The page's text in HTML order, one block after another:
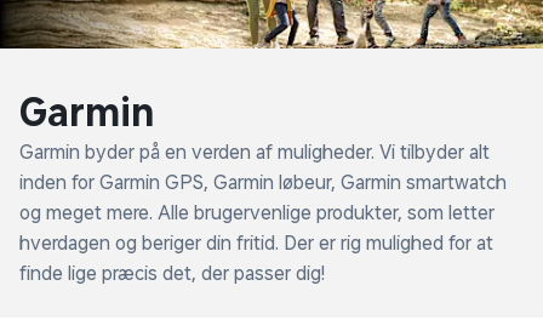
Garmin
Garmin byder på en verden af muligheder. Vi tilbyder alt
inden for Garmin GPS, Garmin løbeur, Garmin smartwatch
og meget mere. Alle brugervenlige produkter, som letter
hverdagen og beriger din fritid. Der er rig mulighed for at
finde lige præcis det, der passer dig!